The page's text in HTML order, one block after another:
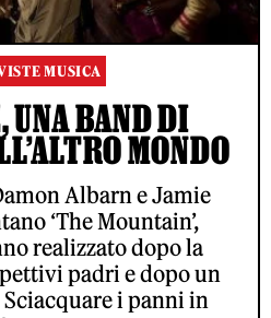
MUSICA
UNA BAND DI
MONDO
Albarn e Jamie
‘The Mountain’,
realizzato dopo la
padri e dopo un
i panni in